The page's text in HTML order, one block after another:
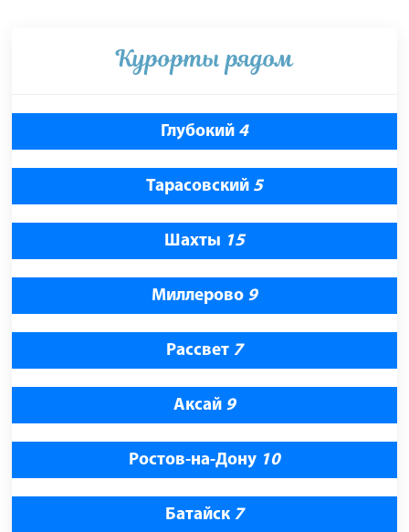
Курорты рядом
Глубокий 4
Тарасовский 5
Шахты 15
Миллерово 9
Рассвет 7
Аксай 9
Ростов-на-Дону 10
Батайск 7